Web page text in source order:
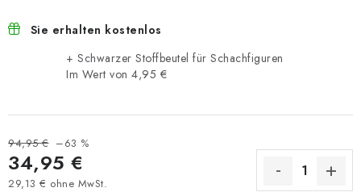
Sie erhalten kostenlos
+ Schwarzer Stoffbeutel für Schachfiguren
Im Wert von 4,95 €
94,95 € –63 %
34,95 €
29,13 € ohne MwSt.